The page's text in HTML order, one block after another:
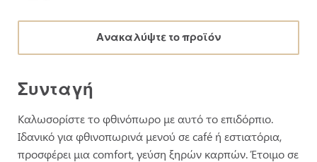
Ανακαλύψτε το προϊόν
Συνταγή
Καλωσορίστε το φθινόπωρο με αυτό το επιδόρπιο.
Ιδανικό για φθινοπωρινά μενού σε café ή εστιατόρια,
προσφέρει μια comfort, γεύση ξηρών καρπών. Έτοιμο σε